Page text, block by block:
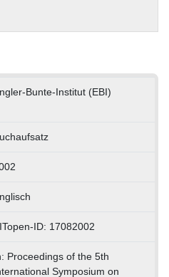
Bunte-Institut (EBI)
ID: 17082002
Proceedings of the 5th
Symposium on